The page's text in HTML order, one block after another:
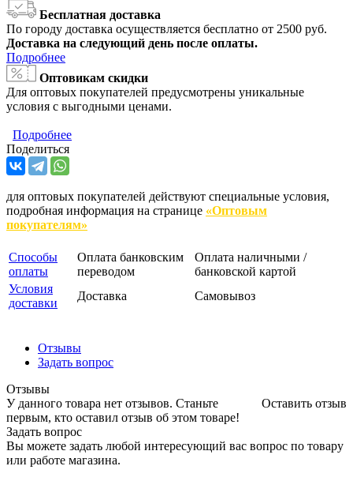
Бесплатная доставка
По городу доставка осуществляется бесплатно от 2500 руб.
Доставка на следующий день после оплаты.
Подробнее
Оптовикам скидки
Для оптовых покупателей предусмотрены уникальные
условия с выгодными ценами.
Подробнее
Поделиться
для оптовых покупателей действуют специальные условия,
подробная информация на странице «Оптовым
покупателям»
Способы
оплаты
Оплата банковским
переводом
Оплата наличными /
банковской картой
Условия
доставки
Доставка Самовывоз
Отзывы
Задать вопрос
Отзывы
Оставить отзыв
У данного товара нет отзывов. Станьте
первым, кто оставил отзыв об этом товаре!
Задать вопрос
Вы можете задать любой интересующий вас вопрос по товару
или работе магазина.